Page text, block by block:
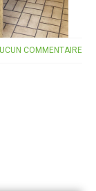
COMMENTAIRE